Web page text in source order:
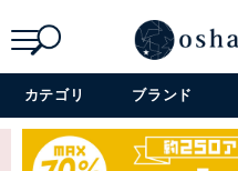
カテゴリ ブランド
アクセサリー